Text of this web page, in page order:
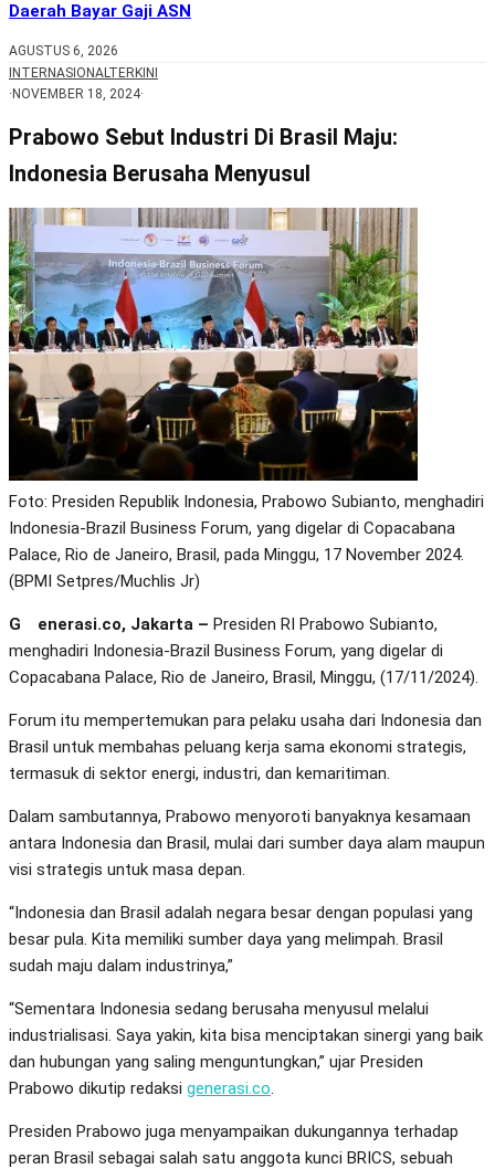
Daerah Bayar Gaji ASN
AGUSTUS 6, 2026
INTERNASIONALTERKINI
· NOVEMBER 18, 2024·
Prabowo Sebut Industri Di Brasil Maju:
Indonesia Berusaha Menyusul
Foto: Presiden Republik Indonesia, Prabowo Subianto, menghadiri
Indonesia-Brazil Business Forum, yang digelar di Copacabana
Palace, Rio de Janeiro, Brasil, pada Minggu, 17 November 2024.
(BPMI Setpres/Muchlis Jr)
Generasi.co, Jakarta – Presiden RI Prabowo Subianto,
menghadiri Indonesia-Brazil Business Forum, yang digelar di
Copacabana Palace, Rio de Janeiro, Brasil, Minggu, (17/11/2024).
Forum itu mempertemukan para pelaku usaha dari Indonesia dan
Brasil untuk membahas peluang kerja sama ekonomi strategis,
termasuk di sektor energi, industri, dan kemaritiman.
Dalam sambutannya, Prabowo menyoroti banyaknya kesamaan
antara Indonesia dan Brasil, mulai dari sumber daya alam maupun
visi strategis untuk masa depan.
“Indonesia dan Brasil adalah negara besar dengan populasi yang
besar pula. Kita memiliki sumber daya yang melimpah. Brasil
sudah maju dalam industrinya,”
“Sementara Indonesia sedang berusaha menyusul melalui
industrialisasi. Saya yakin, kita bisa menciptakan sinergi yang baik
dan hubungan yang saling menguntungkan,” ujar Presiden
Prabowo dikutip redaksi generasi.co.
Presiden Prabowo juga menyampaikan dukungannya terhadap
peran Brasil sebagai salah satu anggota kunci BRICS, sebuah